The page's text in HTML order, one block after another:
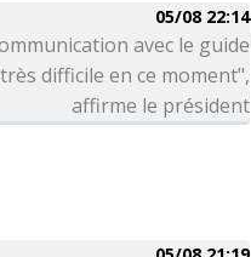
05/08 22:14
avec le guide
difficile en ce moment",
affirme le président